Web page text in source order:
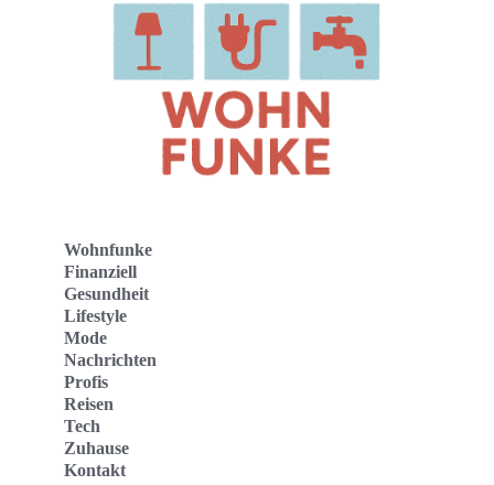
Wohnfunke
Finanziell
Gesundheit
Lifestyle
Mode
Nachrichten
Profis
Reisen
Tech
Zuhause
Kontakt